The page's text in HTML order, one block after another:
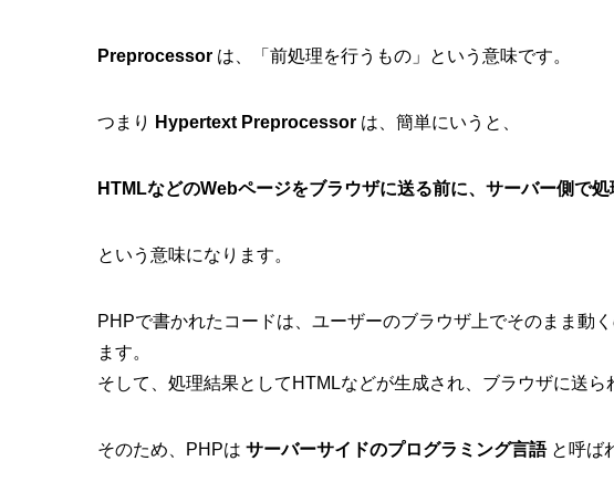
Preprocessor は、「前処理を行うもの」という意味です。
つまり Hypertext Preprocessor は、簡単にいうと、
HTMLなどのWebページをブラウザに送る前に、サーバー側で
という意味になります。
PHPで書かれたコードは、ユーザーのブラウザ上でそのまま動
ます。
そして、処理結果としてHTMLなどが生成され、ブラウザに送ら
そのため、PHPは サーバーサイドのプログラミング言語と呼ば